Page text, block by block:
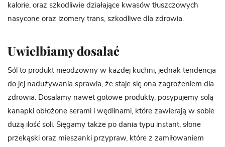
kalorie, oraz szkodliwie działające kwasów tłuszczowych
nasycone oraz izomery trans, szkodliwe dla zdrowia.
Uwielbiamy dosalać
Sól to produkt nieodzowny w każdej kuchni, jednak tendencja
do jej nadużywania sprawia, że staje się ona zagrożeniem dla
zdrowia. Dosalamy nawet gotowe produkty, posypujemy solą
kanapki obłożone serami i wędlinami, które zawierają w sobie
dużą ilość soli. Sięgamy także po dania typu instant, słone
przekąski oraz mieszanki przypraw, które z zamiłowaniem